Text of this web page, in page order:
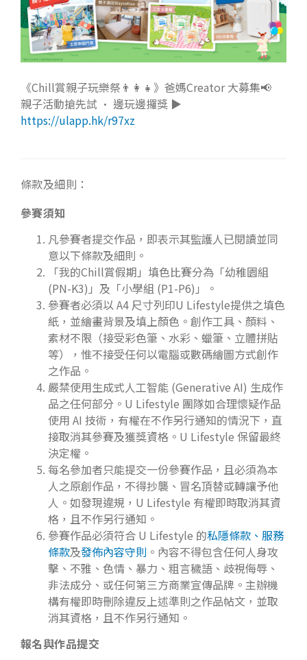
《Chill賞親子玩樂祭👨‍👩‍👧》爸媽Creator 大募集📢
親子活動搶先試 • 邊玩邊攞獎 ▶
https://ulapp.hk/r97xz
條款及細則：
參賽須知
凡參賽者提交作品，即表示其監護人已閱讀並同
意以下條款及細則。
「我的Chill賞假期」填色比賽分為「幼稚園組
(PN-K3)」及「小學組 (P1-P6)」。
參賽者必須以 A4 尺寸列印U Lifestyle提供之填色
紙，並繪畫背景及填上顏色。創作工具、顏料、
素材不限（接受彩色筆、水彩、蠟筆、立體拼貼
等），惟不接受任何以電腦或數碼繪圖方式創作
之作品。
嚴禁使用生成式人工智能 (Generative AI) 生成作
品之任何部分。U Lifestyle 團隊如合理懷疑作品
使用 AI 技術，有權在不作另行通知的情況下，直
接取消其參賽及獲獎資格。U Lifestyle 保留最終
決定權。
每名參加者只能提交一份參賽作品，且必須為本
人之原創作品，不得抄襲、冒名頂替或轉讓予他
人。如發現違規，U Lifestyle 有權即時取消其資
格，且不作另行通知。
參賽作品必須符合 U Lifestyle 的私隱條款、服務
條款及發佈內容守則 。內容不得包含任何人身攻
擊、不雅、色情、暴力、粗言穢語、歧視侮辱、
非法成分、或任何第三方商業宣傳品牌。主辦機
構有權即時刪除違反上述準則之作品帖文，並取
消其資格，且不作另行通知。
報名與作品提交